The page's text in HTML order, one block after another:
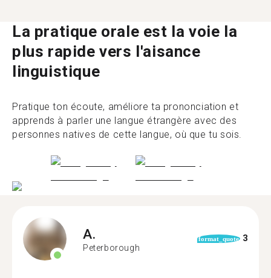
La pratique orale est la voie la
plus rapide vers l'aisance
linguistique
Pratique ton écoute, améliore ta prononciation et
apprends à parler une langue étrangère avec des
personnes natives de cette langue, où que tu sois.
A.
Peterborough
format_quote 3